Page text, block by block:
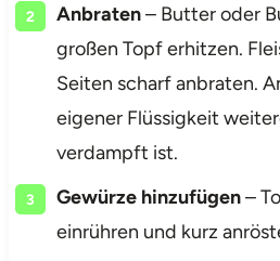
Anbraten– Butter oder
großen Topf erhitzen.
Seiten scharf anbraten.
eigener Flüssigkeit
verdampft ist.
Gewürze hinzufügen–
einrühren und kurz